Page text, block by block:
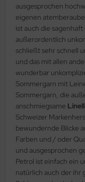
ausgesprochen
eigenen
ist auch die
außerordentlich
schließt sehr schnell
und das mit allen
wunderbar
Sommergarn mit
Sommergarn, die
anschmiegsame
Schweizer
bewundernde Blicke
Farben und / oder
und ausgesprochen
Petrol ist einfach ein
natürlich auch der ihr